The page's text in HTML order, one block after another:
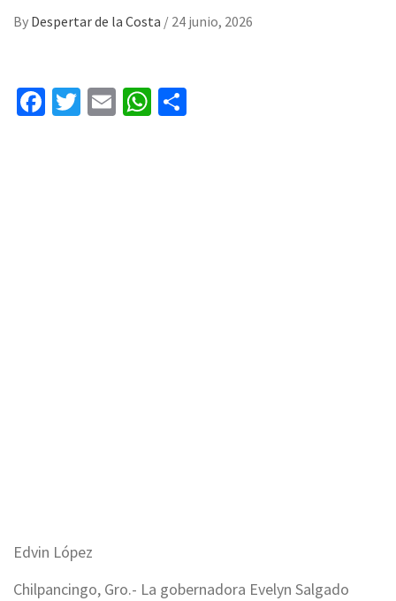
By Despertar de la Costa / 24 junio, 2026
Facebook
Twitter
EmailWhatsApp
Edvin López
Chilpancingo, Gro.- La gobernadora Evelyn Salgado